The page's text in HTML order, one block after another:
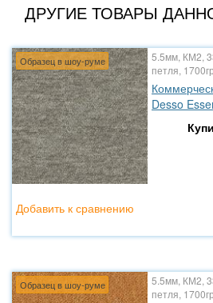
ДРУГИЕ ТОВАРЫ
Образец в шоу-руме
5.5мм, КМ2,
петля,
Desso
Добавить к сравнению
Образец в шоу-руме
5.5мм, КМ2,
петля,